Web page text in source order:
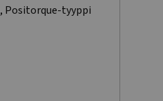
Positorque-tyyppi